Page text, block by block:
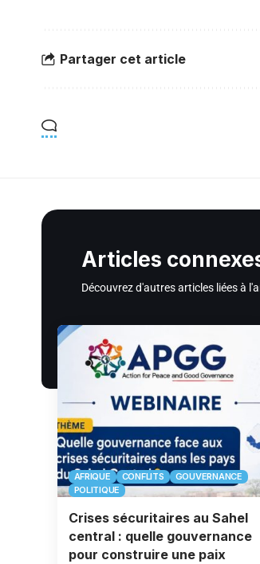
Partager cet article
Articles
Découvrez d'autres articles liées à
AFRIQUE CONFLITS
GOUVERNANCE
POLITIQUE
Crises sécuritaires au Sahel
central : quelle gouvernance
pour construire une paix